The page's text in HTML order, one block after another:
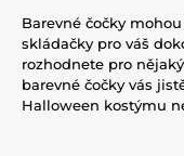
Barevné čočky
skládačky pro váš
rozhodnete pro
barevné čočky vás
Halloween kostýmu